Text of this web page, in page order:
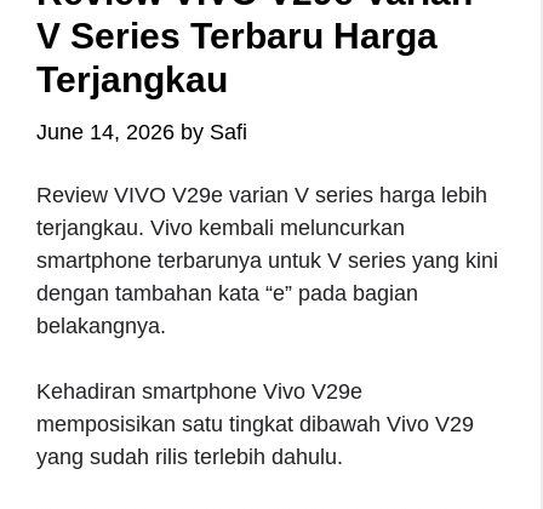
V Series Terbaru Harga
Terjangkau
June 14, 2026 by Safi
Review VIVO V29e varian V series harga lebih
terjangkau. Vivo kembali meluncurkan
smartphone terbarunya untuk V series yang kini
dengan tambahan kata “e” pada bagian
belakangnya.
Kehadiran smartphone Vivo V29e
memposisikan satu tingkat dibawah Vivo V29
yang sudah rilis terlebih dahulu.